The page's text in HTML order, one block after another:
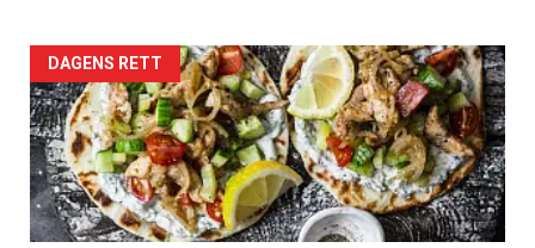
Artikler
detail
-
section
DAGENS RETT